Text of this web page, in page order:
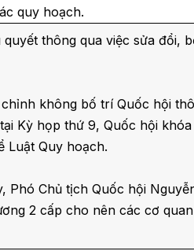
quy hoạch.
thông qua việc sửa đổi,
không bố trí Quốc hội
Kỳ họp thứ 9, Quốc hội
Luật Quy hoạch.
Phó Chủ tịch Quốc hội
2 cấp cho nên các cơ